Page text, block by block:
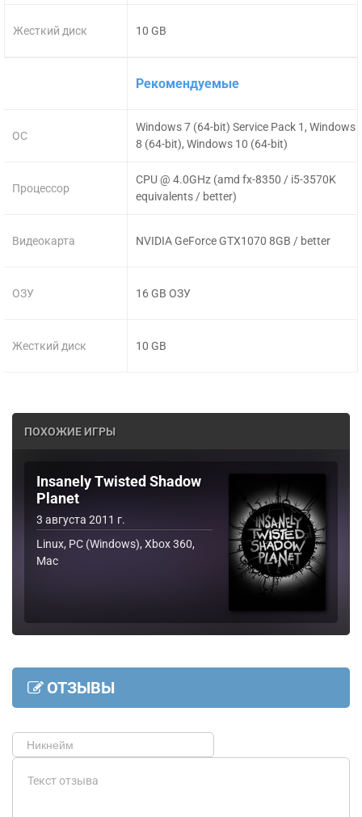
Жесткий диск 10 GB
ОС
Процессор
Видеокарта
ОЗУ
Жесткий диск
Рекомендуемые
Windows 7 (64-bit) Service Pack 1, Windows
8 (64-bit), Windows 10 (64-bit)
CPU @ 4.0GHz (amd fx-8350 / i5-3570K
equivalents / better)
NVIDIA GeForce GTX1070 8GB / better
16 GB ОЗУ
10 GB
ПОХОЖИЕ ИГРЫ
Insanely Twisted Shadow
Planet
3 августа 2011 г.
Linux, PC (Windows), Xbox 360,
Mac
ОТЗЫВЫ